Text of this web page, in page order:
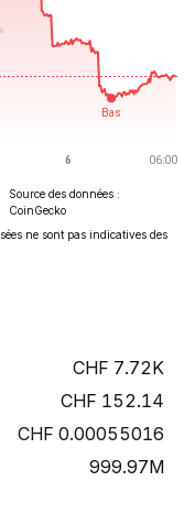
Source des données :
CoinGecko
ne sont pas indicatives des
7.72K
152.14
0.00055016
999.97M